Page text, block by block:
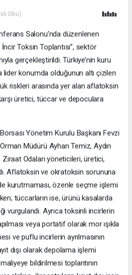
Oku)
Salonu’nda düzenlenen
Toksin Toplantısı”, sektör
gerçekleştirildi. Türkiye’nin kuru
lider konumda olduğunun altı çizilen
riskleri arasında yer alan aflatoksin
üretici, tüccar ve depoculara
Yönetim Kurulu Başkanı Fevzi
Müdürü Ayhan Temiz, Aydın
Odaları yöneticileri, üretici,
Aflatoksin ve okratoksin sorununa
kurutmaması, özenle seçme işlemi
tüccarların ise, ürünü kasalarda
vurgulandı. Ayrıca toksinli incirlerin
veya portatif olarak mor ışıkla
ve puflu incirlerin ayrılmasının
dışı olarak depolama işlemi
bildirilmesi toplantının